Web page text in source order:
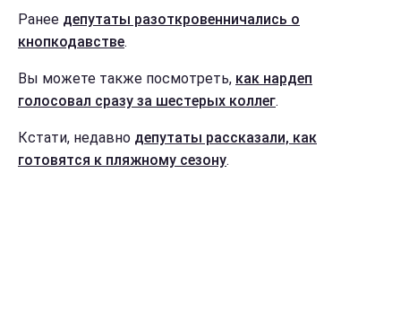
Ранее депутаты разоткровенничались о
кнопкодавстве.
Вы можете также посмотреть, как нардеп
голосовал сразу за шестерых коллег.
Кстати, недавно депутаты рассказали, как
готовятся к пляжному сезону.